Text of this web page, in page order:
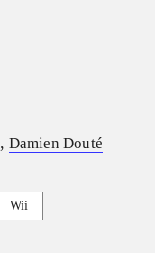
, Damien Douté
Wii